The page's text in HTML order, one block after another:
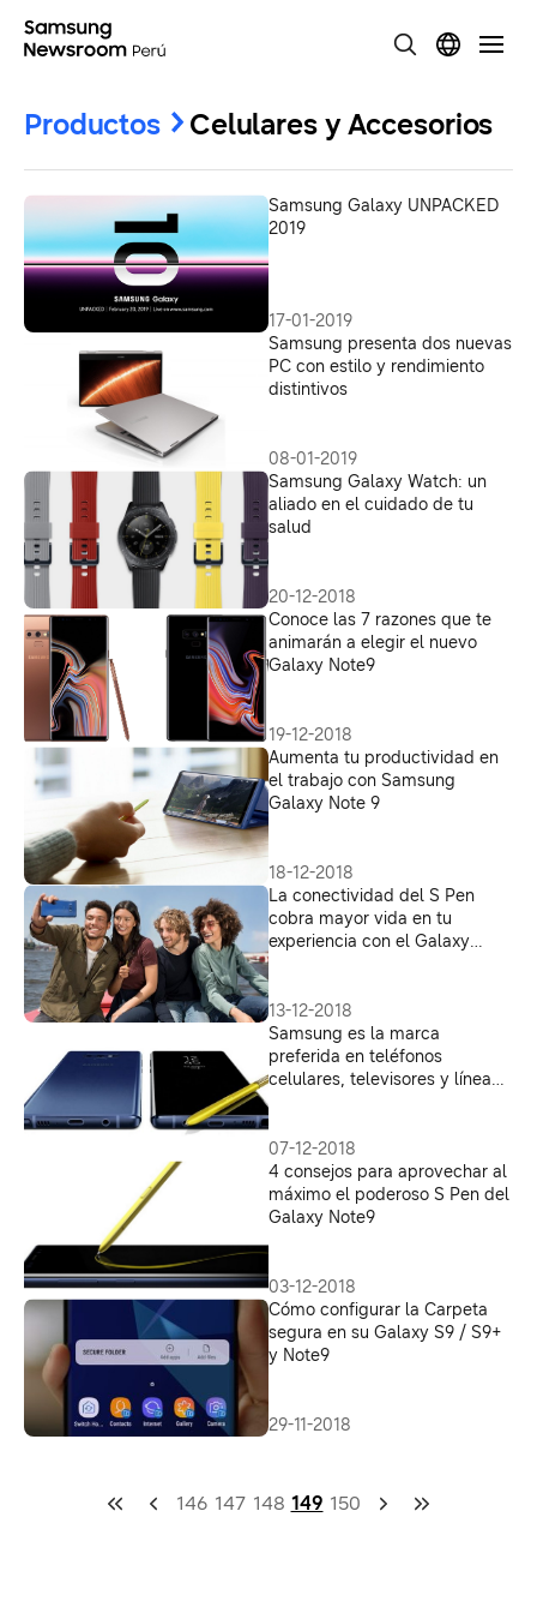
Productos Celulares y Accesorios
Samsung Galaxy UNPACKED
2019
17-01-2019
Samsung presenta dos nuevas
PC con estilo y rendimiento
distintivos
08-01-2019
Samsung Galaxy Watch: un
aliado en el cuidado de tu
salud
20-12-2018
Conoce las 7 razones que te
animarán a elegir el nuevo
Galaxy Note9
19-12-2018
Aumenta tu productividad en
el trabajo con Samsung
Galaxy Note 9
18-12-2018
La conectividad del S Pen
cobra mayor vida en tu
experiencia con el Galaxy
13-12-2018
Samsung es la marca
preferida en teléfonos
celulares, televisores y línea
07-12-2018
4 consejos para aprovechar al
máximo el poderoso S Pen del
Galaxy Note9
03-12-2018
Cómo configurar la Carpeta
segura en su Galaxy S9 / S9+
y Note9
29-11-2018
146 147 148 149 150